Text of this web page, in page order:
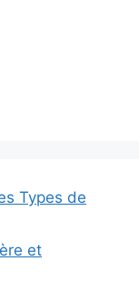
Types de
et